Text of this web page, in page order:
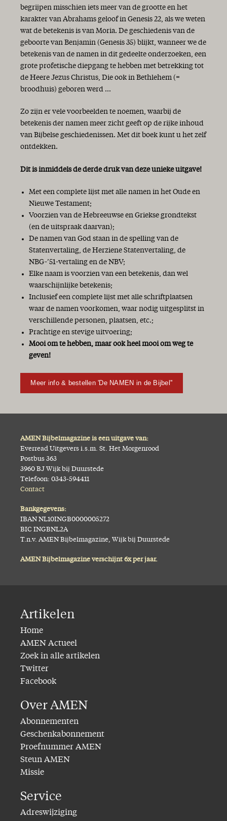
begrijpen misschien iets meer van de grootte en het
karakter van Abrahams geloof in Genesis 22, als we weten
wat de betekenis is van Moria. De geschiedenis van de
geboorte van Benjamin (Genesis 35) blijkt, wanneer we de
betekenis van de namen in dit gedeelte onderzoeken, een
grote profetische diepgang te hebben met betrekking tot
de Heere Jezus Christus, Die ook in Bethlehem (=
broodhuis) geboren werd ...
Zo zijn er vele voorbeelden te noemen, waarbij de
betekenis der namen meer zicht geeft op de rijke inhoud
van Bijbelse geschiedenissen. Met dit boek kunt u het zelf
ontdekken.
Dit is inmiddels de derde druk van deze unieke uitgave!
Met een complete lijst met alle namen in het Oude en
Nieuwe Testament;
Voorzien van de Hebreeuwse en Griekse grondtekst
(en de uitspraak daarvan);
De namen van God staan in de spelling van de
Statenvertaling, de Herziene Statenvertaling, de
NBG-’51-vertaling en de NBV;
Elke naam is voorzien van een betekenis, dan wel
waarschijnlijke betekenis;
Inclusief een complete lijst met alle schriftplaatsen
waar de namen voorkomen, waar nodig uitgesplitst in
verschillende personen, plaatsen, etc.;
Prachtige en stevige uitvoering;
Mooi om te hebben, maar ook heel mooi om weg te
geven!
Meer info & bestellen 'De NAMEN in de Bijbel''
AMEN Bijbelmagazine is een uitgave van:
Everread Uitgevers i.s.m. St. Het Morgenrood
Postbus 363
3960 BJ Wijk bij Duurstede
Telefoon: 0343-594411
Contact
Bankgegevens:
IBAN NL10INGB0000005272
BIC INGBNL2A
T.n.v. AMEN Bijbelmagazine, Wijk bij Duurstede
AMEN Bijbelmagazine verschijnt 6x per jaar.
Artikelen
Home
AMEN Actueel
Zoek in alle artikelen
Twitter
Facebook
Over AMEN
Abonnementen
Geschenkabonnement
Proefnummer AMEN
Steun AMEN
Missie
Service
Adreswijziging